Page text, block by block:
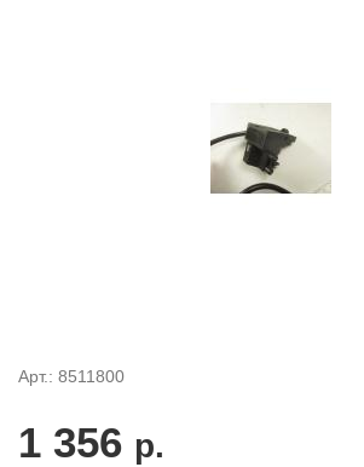
Арт.: 8511800
1 356 р.